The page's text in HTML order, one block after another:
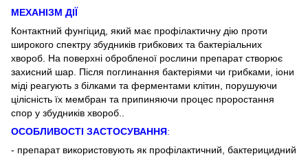
МЕХАНІЗМ ДІЇ
Контактний фунгіцид, який має профілактичну дію проти
широкого спектру збудників грибкових та бактеріальних
хвороб. На поверхні обробленої рослини препарат створює
захисний шар. Після поглинання бактеріями чи грибками, іони
міді реагують з білками та ферментами клітин, порушуючи
цілісність їх мембран та припиняючи процес проростання
спор у збудників хвороб..
ОСОБЛИВОСТІ ЗАСТОСУВАННЯ:
- препарат використовують як профілактичний, бактерицидний